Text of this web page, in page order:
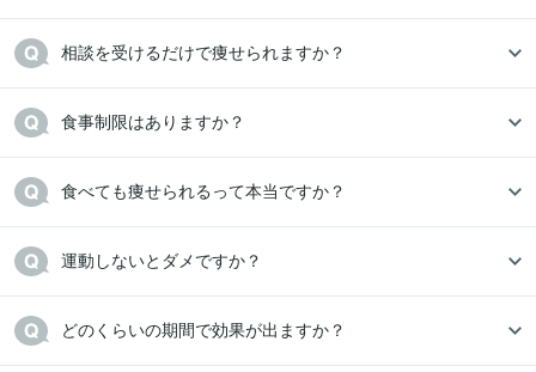
相談を受けるだけで痩せられますか？
食事制限はありますか？
食べても痩せられるって本当ですか？
運動しないとダメですか？
どのくらいの期間で効果が出ますか？